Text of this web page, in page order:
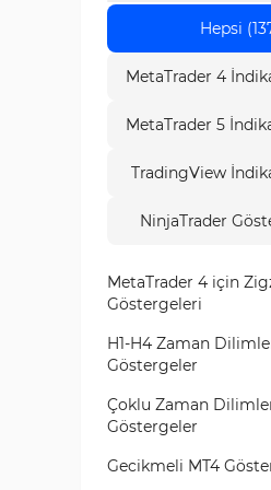
Hepsi
MetaTrader 4
MetaTrader 5
TradingView
NinjaTrader
MetaTrader 4 için
Göstergeleri
H1-H4 Zaman
Göstergeler
Çoklu Zaman
Göstergeler
Gecikmeli MT4